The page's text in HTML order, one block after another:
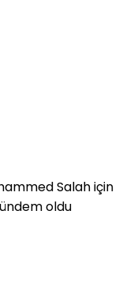
Salah için
oldu